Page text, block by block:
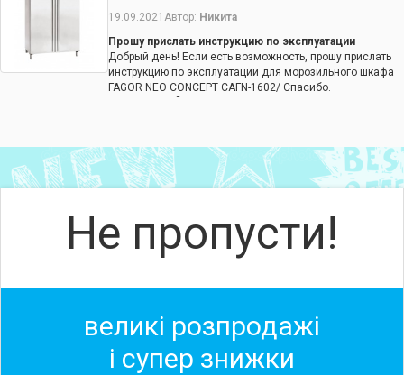
19.09.2021 Автор: Никита
Прошу прислать инструкцию по эксплуатации
Добрый день! Если есть возможность, прошу прислать
инструкцию по эксплуатации для морозильного шкафа
FAGOR NEO CONCEPT CAFN-1602/ Спасибо.
восстановить.
Не пропусти!
великі розпродажі
і супер знижки